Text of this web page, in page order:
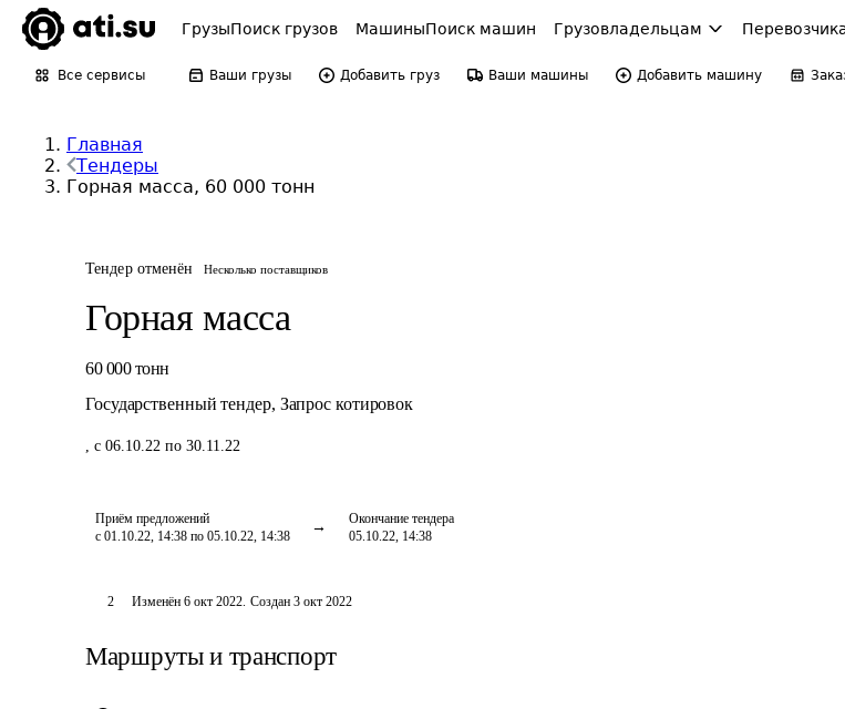
ГрузыПоиск грузов МашиныПоиск машин Грузовладельцам
Все сервисы Ваши грузы Добавить груз Ваши машины Добавить машину
Главная
Тендеры
Горная масса, 60 000 тонн
Тендер отменён Несколько поставщиков
Горная масса
60 000 тонн
Государственный тендер, Запрос котировок
, с 06.10.22 по 30.11.22
Приём предложений
с 01.10.22, 14:38 по 05.10.22, 14:38
Окончание тендера
05.10.22, 14:38
2 Изменён 6 окт 2022. Создан 3 окт 2022
Маршруты и транспорт